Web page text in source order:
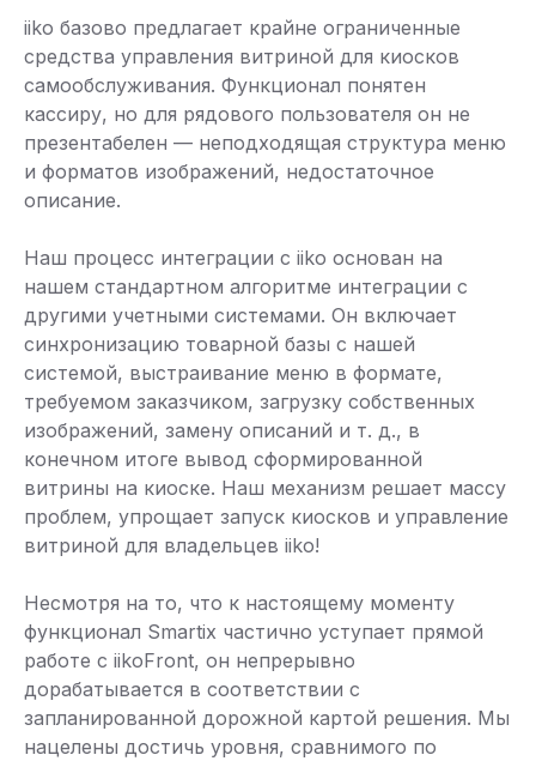
iiko базово предлагает крайне ограниченные
средства управления витриной для киосков
самообслуживания. Функционал понятен
кассиру, но для рядового пользователя он не
презентабелен — неподходящая структура меню
и форматов изображений, недостаточное
описание.
Наш процесс интеграции с iiko основан на
нашем стандартном алгоритме интеграции с
другими учетными системами. Он включает
синхронизацию товарной базы с нашей
системой, выстраивание меню в формате,
требуемом заказчиком, загрузку собственных
изображений, замену описаний и т. д., в
конечном итоге вывод сформированной
витрины на киоске. Наш механизм решает массу
проблем, упрощает запуск киосков и управление
витриной для владельцев iiko!
Несмотря на то, что к настоящему моменту
функционал Smartix частично уступает прямой
работе с iikoFront, он непрерывно
дорабатывается в соответствии с
запланированной дорожной картой решения. Мы
нацелены достичь уровня, сравнимого по